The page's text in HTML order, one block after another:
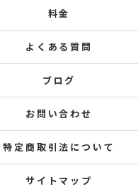
料金
よくある質問
ブログ
お問い合わせ
特定商取引法について
サイトマップ